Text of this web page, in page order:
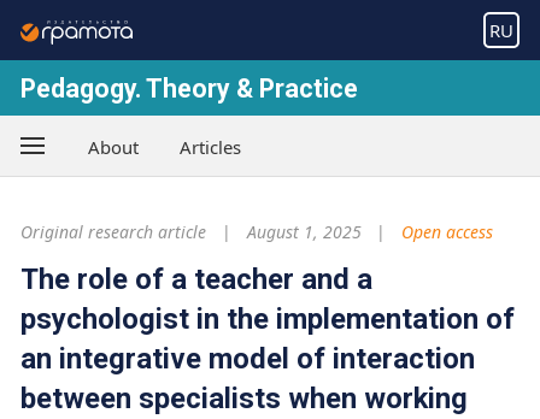
RU
Pedagogy. Theory & Practice
About Articles
Original research article August 1, 2025 Open access
The role of a teacher and a
psychologist in the implementation of
an integrative model of interaction
between specialists when working